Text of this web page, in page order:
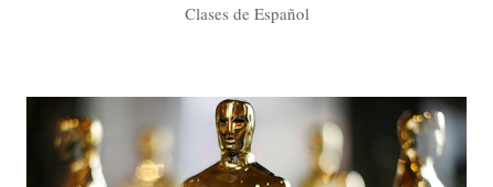
Clases de Español